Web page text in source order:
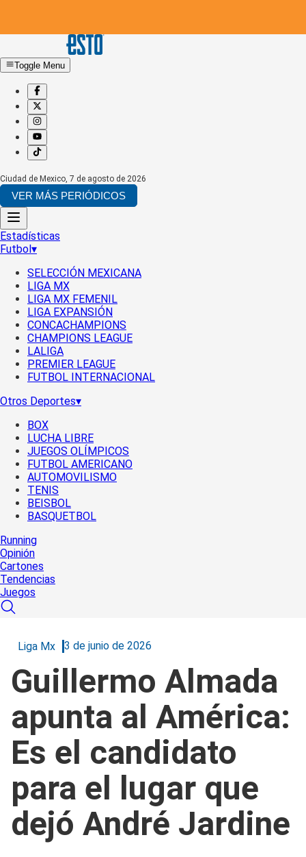
Toggle Menu
Ciudad de Mexico, 7 de agosto de 2026
VER MÁS PERIÓDICOS
Estadísticas
Futbol▾
SELECCIÓN MEXICANA
LIGA MX
LIGA MX FEMENIL
LIGA EXPANSIÓN
CONCACHAMPIONS
CHAMPIONS LEAGUE
LALIGA
PREMIER LEAGUE
FUTBOL INTERNACIONAL
Otros Deportes▾
BOX
LUCHA LIBRE
JUEGOS OLÍMPICOS
FUTBOL AMERICANO
AUTOMOVILISMO
TENIS
BEISBOL
BASQUETBOL
Running
Opinión
Cartones
Tendencias
Juegos
Liga Mx 3 de junio de 2026
Guillermo Almada
apunta al América:
Es el candidato
para el lugar que
dejó André Jardine